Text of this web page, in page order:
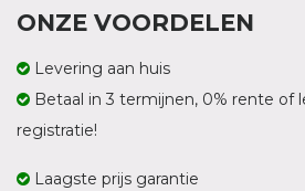
ONZE VOORDELEN
Levering aan huis
Betaal in 3 termijnen, 0% rente of
registratie!
Laagste prijs garantie